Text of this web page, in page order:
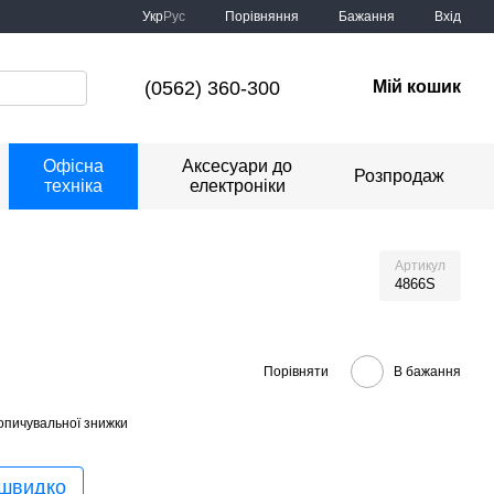
УкрРус Порівняння Бажання Вхід
(0562) 360-300 Мій кошик
Офісна
техніка
Аксесуари до
електроніки
Розпродаж
Артикул
4866S
Порівняти В бажання
знижки